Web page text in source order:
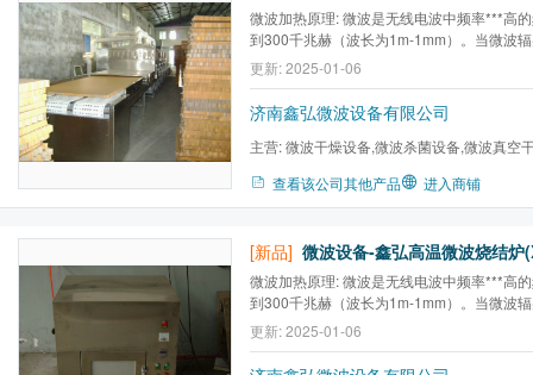
微波加热原理: 微波是无线电波中频率***高
到300千兆赫（波长为1m-1mm）。当微波
被反射的电磁波进入到物体内部与构成物体
互作用，对于不同的物质，微波能产生热效
效应等能量转换，从而产生热量达到加热干
更新: 2025-01-06
济南鑫弘微波设备有限公司
主营:微波干燥设备,微波杀菌设备,微波真空
查看该公司其他产品 进入商铺
[新品] 微波设备-鑫弘高温微波烧结炉
微波加热原理: 微波是无线电波中频率***高
到300千兆赫（波长为1m-1mm）。当微波
被反射的电磁波进入到物体内部与构成物体
互作用，对于不同的物质，微波能产生热效
效应等能量转换，从而产生热量达到加热干
更新: 2025-01-06